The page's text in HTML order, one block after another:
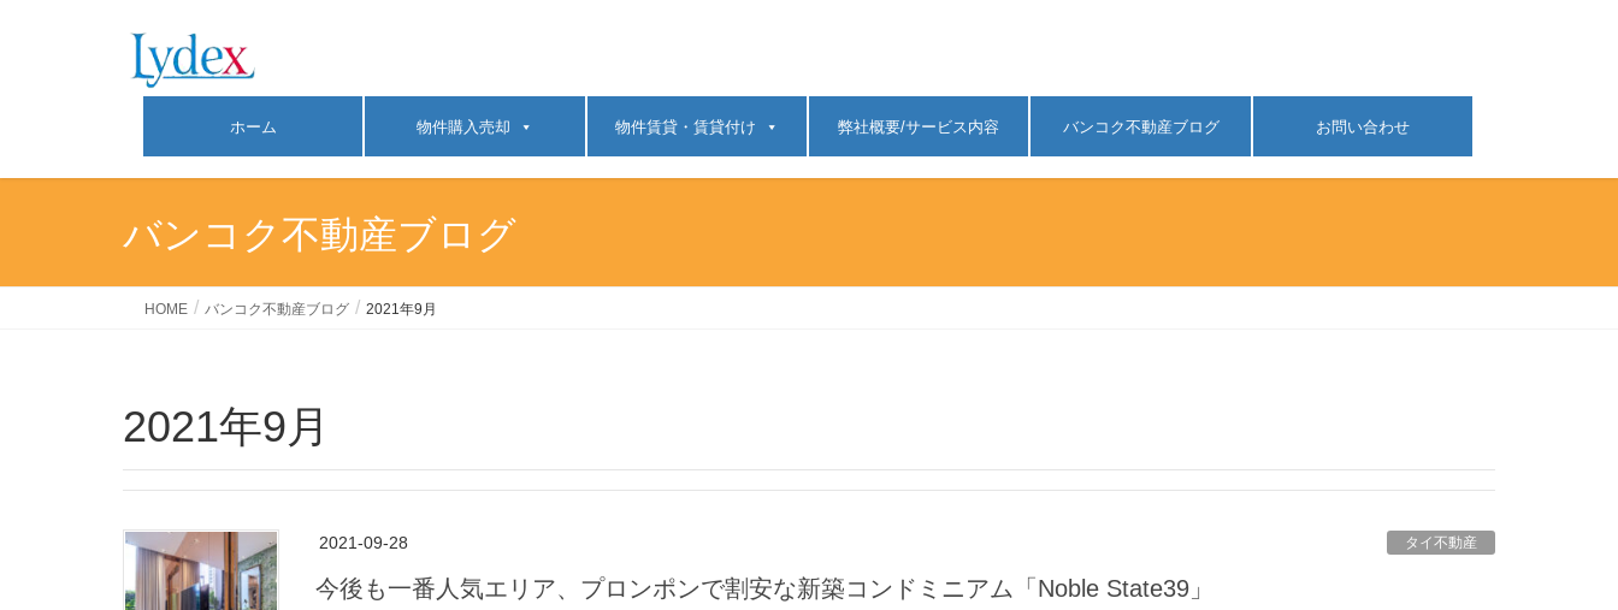
ホーム 物件購入売却 物件賃貸・賃貸付け 弊社概要/サービス内容 バンコク不動産ブログ お問い合わせ
バンコク不動産ブログ
HOME バンコク不動産ブログ 2021年9月
2021年9月
2021-09-28 タイ不動産
今後も一番人気エリア、プロンポンで割安な新築コンドミニアム「Noble State39」